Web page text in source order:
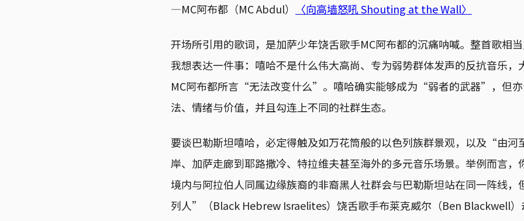
—MC阿布都（MC Abdul） 〈向高墙怒吼 Shouting at the Wall〉
开场所引用的歌词，是加萨少年饶舌歌手MC阿布都的沉痛呐喊。整首歌相
我想表达一件事：嘻哈不是什么伟大高尚、专为弱势群体发声的反抗音乐，
MC阿布都所言“无法改变什么”。嘻哈确实能够成为“弱者的武器”，但
法、情绪与价值，并且勾连上不同的社群生态。
要谈巴勒斯坦嘻哈，必定得触及如万花筒般的以色列族群景观，以及“由
岸、加萨走廊到耶路撒冷、特拉维夫甚至海外的多元音乐场景。举例而言，
境内与阿拉伯人同属边缘族裔的非裔黑人社群会与巴勒斯坦站在同一阵线
列人”（Black Hebrew Israelites）饶舌歌手布莱克威尔（Ben Blackwell）